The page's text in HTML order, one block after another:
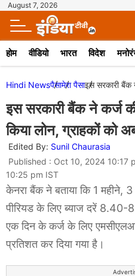
August 7, 2026
होम वीडियो भारत विदेश
Hindi Newsपैसामेरा पैसाइस सरकारी बैंक
इस सरकारी बैंक ने कर्ज
किया लोन, ग्राहकों को
Edited By: Sunil Chaurasia
Published : Oct 10, 2024
10:25 pm IST
केनरा बैंक ने बताया कि 1 महीने, 3
पीरियड के लिए ब्याज दरें 8.40-
एक दिन के कर्ज के लिए
प्रतिशत कर दिया गया है।